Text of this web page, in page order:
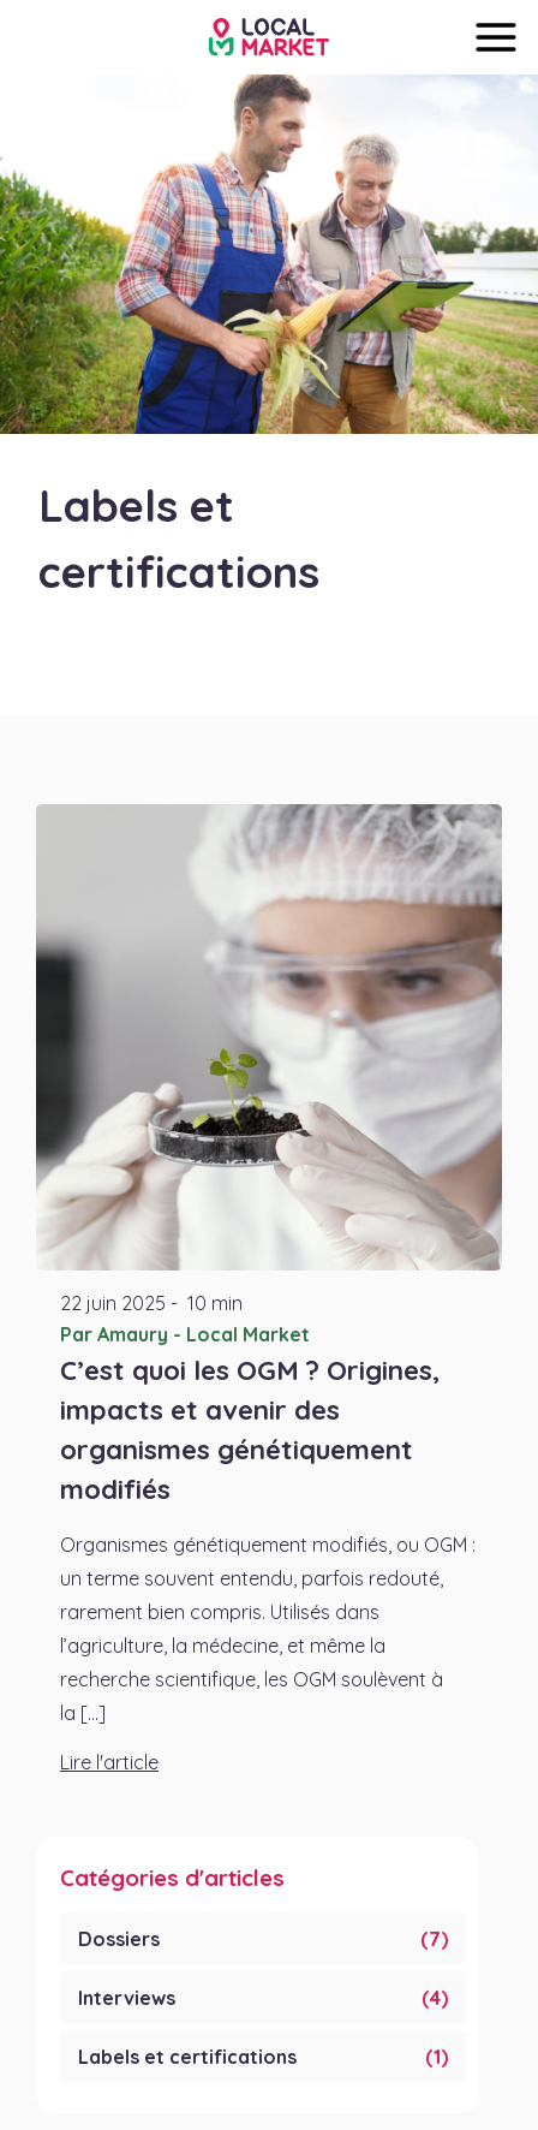
Labels et
certifications
22 juin 2025 - 10 min
Par Amaury - Local Market
C’est quoi les OGM ? Origines,
impacts et avenir des
organismes génétiquement
modifiés
Organismes génétiquement modifiés, ou OGM :
un terme souvent entendu, parfois redouté,
rarement bien compris. Utilisés dans
l’agriculture, la médecine, et même la
recherche scientifique, les OGM soulèvent à
la [...]
Lire l'article
Catégories d'articles
Dossiers (7)
Interviews (4)
Labels et certifications (1)